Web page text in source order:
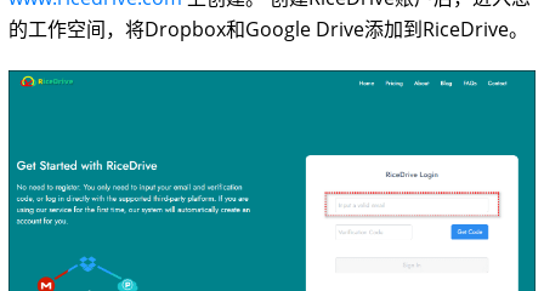
的工作空间，将Dropbox和Google Drive添加到RiceDrive。